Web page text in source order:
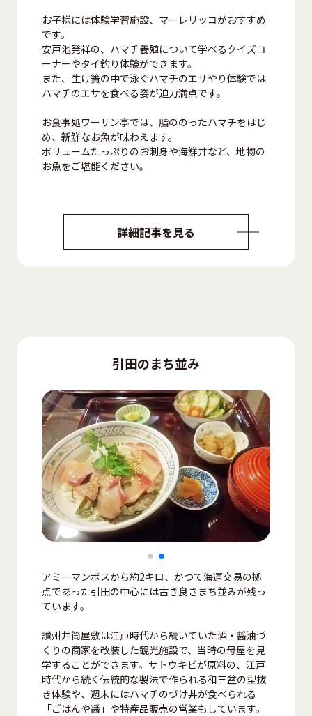
お子様には体験学習施設、マーレリッコがおすすめ
です。
安戸池発祥の、ハマチ養殖について学べるクイズコ
ーナーやタイ釣り体験ができます。
また、生け簀の中で泳ぐハマチのエサやり体験では
ハマチのエサを食べる姿が迫力満点です。
お食事処ワーサン亭では、脂ののったハマチをはじ
め、新鮮なお魚が味わえます。
ボリュームたっぷりのお刺身や海鮮丼など、地物の
お魚をご堪能ください。
詳細記事を見る
引田のまち並み
アミーマンボスから約2キロ、かつて海運交易の拠
点であった引田の中心には古き良きまち並みが残っ
ています。
讃州井筒屋敷は江戸時代から続いていた酒・醤油づ
くりの商家を改装した観光施設で、当時の母屋を見
学することができます。サトウキビが原料の、江戸
時代から続く伝統的な製法で作られる和三盆の型抜
き体験や、週末にはハマチのづけ丼が食べられる
「ごはんや醤」や特産品販売の営業もしています。